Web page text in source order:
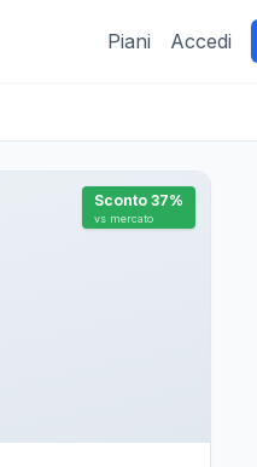
Piani Accedi
Sconto 37%
vs mercato